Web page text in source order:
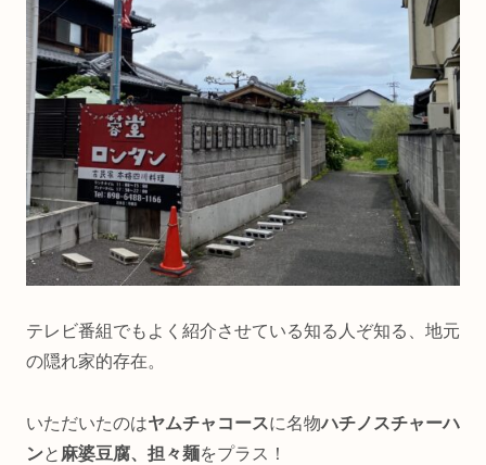
テレビ番組でもよく紹介させている知る人ぞ知る、地元
の隠れ家的存在。
いただいたのはヤムチャコースに名物ハチノスチャーハ
ンと 麻婆豆腐、担々麺をプラス！